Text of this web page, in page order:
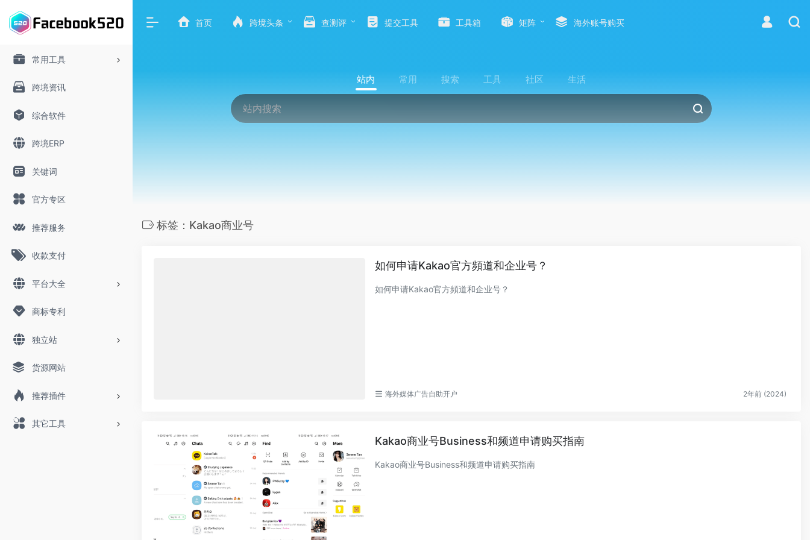
常用工具
跨境资讯
综合软件
跨境ERP
关键词
官方专区
推荐服务
收款支付
平台大全
商标专利
独立站
货源网站
推荐插件
其它工具
首页 跨境头条 查测评 提交工具 工具箱 矩阵 海外账号购买
站内 常用 搜索 工具 社区 生活
标签：Kakao商业号
如何申请Kakao官方頻道和企业号？
如何申请Kakao官方頻道和企业号？
海外媒体广告自助开户 2年前 (2024)
Kakao商业号Business和频道申请购买指南
Kakao商业号Business和频道申请购买指南